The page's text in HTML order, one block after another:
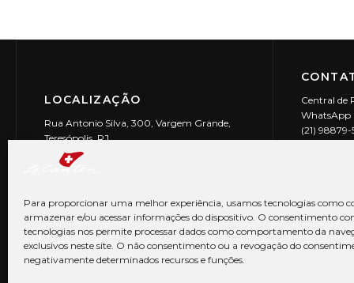
Para proporcionar uma melhor experiência, usamos tecnologias como
armazenar e/ou acessar informações do dispositivo. O consentimento
tecnologias nos permite processar dados como comportamento da
exclusivos neste site. O não consentimento ou a revogação do
negativamente determinados recursos e funções.
LOCALIZAÇÃO
Rua Antonio Silva, 300, Vargem Grande,
Teresópolis, RJ
CEP: 25990-150
Central de
WhatsApp
(21)
© Copyright 2026 Le Canton. Todos os direitos reservados